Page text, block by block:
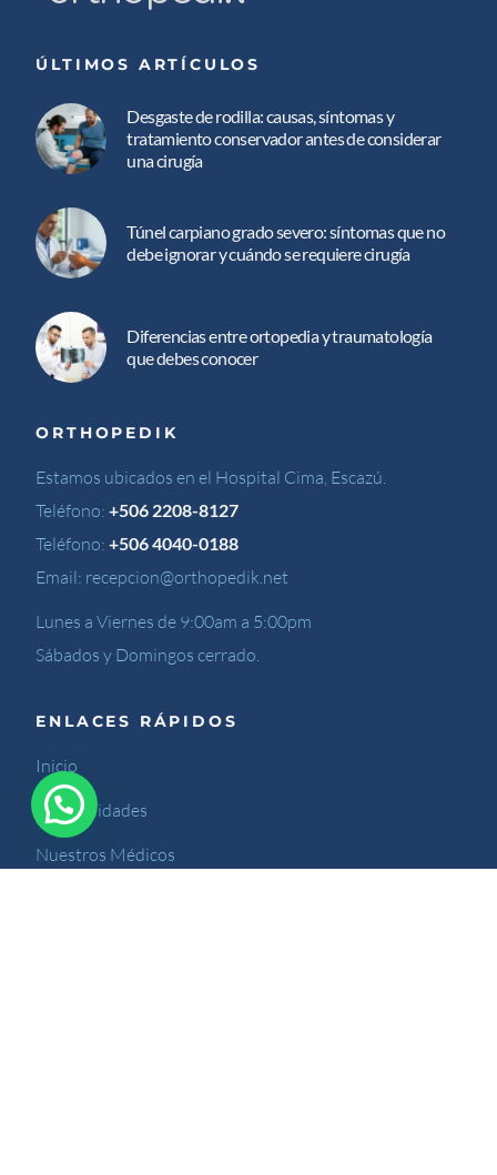
ÚLTIMOS ARTÍCULOS
Desgaste de rodilla: causas, síntomas y
tratamiento conservador antes de considerar
una cirugía
Túnel carpiano grado severo: síntomas que no
debe ignorar y cuándo se requiere cirugía
Diferencias entre ortopedia y traumatología
que debes conocer
ORTHOPEDIK
Estamos ubicados en el Hospital Cima, Escazú.
Teléfono:+506 2208-8127
Teléfono:+506 4040-0188
Email: recepcion@orthopedik.net
Lunes a Viernes de 9:00am a 5:00pm
Sábados y Domingos cerrado.
ENLACES RÁPIDOS
Inicio
Especialidades
Nuestros Médicos